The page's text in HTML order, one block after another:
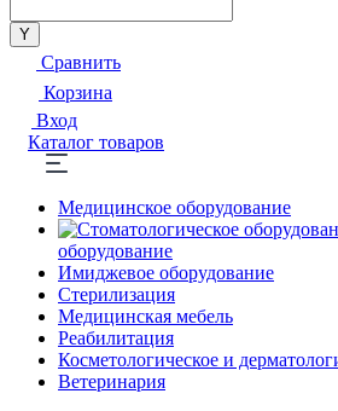
Сравнить
Корзина
Вход
Каталог товаров
Медицинское оборудование
оборудование
Имиджевое оборудование
Стерилизация
Медицинская мебель
Реабилитация
Косметологическое и
Ветеринария